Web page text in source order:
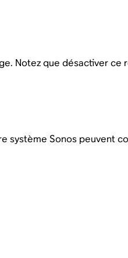
Notez que désactiver
système Sonos peuvent